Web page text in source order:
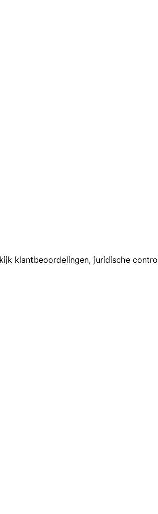
klantbeoordelingen, juridische